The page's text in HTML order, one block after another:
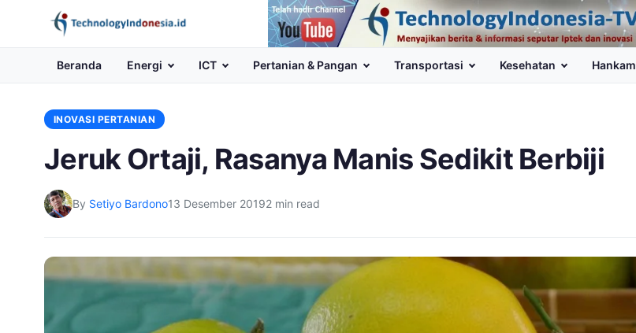
Channel
Youtube
Beranda Energi ICT Pertanian & Pangan Transportasi Kesehatan Hankam
INOVASI PERTANIAN
Jeruk Ortaji, Rasanya Manis Sedikit Berbiji
By Setiyo Bardono13 Desember 20192 min read